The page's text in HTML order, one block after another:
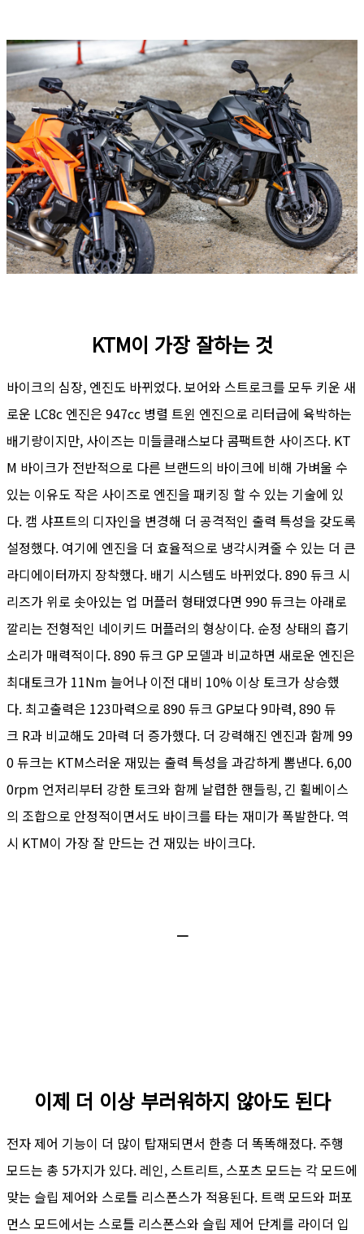
KTM이 가장 잘하는 것
바이크의 심장, 엔진도 바뀌었다. 보어와 스트로크를 모두 키운 새
로운 LC8c 엔진은 947cc 병렬 트윈 엔진으로 리터급에 육박하는
배기량이지만, 사이즈는 미들클래스보다 콤팩트한 사이즈다. KT
M 바이크가 전반적으로 다른 브랜드의 바이크에 비해 가벼울 수
있는 이유도 작은 사이즈로 엔진을 패키징 할 수 있는 기술에 있
다. 캠 샤프트의 디자인을 변경해 더 공격적인 출력 특성을 갖도록
설정했다. 여기에 엔진을 더 효율적으로 냉각시켜줄 수 있는 더 큰
라디에이터까지 장착했다. 배기 시스템도 바뀌었다. 890 듀크 시
리즈가 위로 솟아있는 업 머플러 형태였다면 990 듀크는 아래로
깔리는 전형적인 네이키드 머플러의 형상이다. 순정 상태의 흡기
소리가 매력적이다. 890 듀크 GP 모델과 비교하면 새로운 엔진은
최대토크가 11Nm 늘어나 이전 대비 10% 이상 토크가 상승했
다. 최고출력은 123마력으로 890 듀크 GP보다 9마력, 890 듀
크 R과 비교해도 2마력 더 증가했다. 더 강력해진 엔진과 함께 99
0 듀크는 KTM스러운 재밌는 출력 특성을 과감하게 뽐낸다. 6,00
0rpm 언저리부터 강한 토크와 함께 날렵한 핸들링, 긴 휠베이스
의 조합으로 안정적이면서도 바이크를 타는 재미가 폭발한다. 역
시 KTM이 가장 잘 만드는 건 재밌는 바이크다.
ㅡ
이제 더 이상 부러워하지 않아도 된다
전자 제어 기능이 더 많이 탑재되면서 한층 더 똑똑해졌다. 주행
모드는 총 5가지가 있다. 레인, 스트리트, 스포츠 모드는 각 모드에
맞는 슬립 제어와 스로틀 리스폰스가 적용된다. 트랙 모드와 퍼포
먼스 모드에서는 스로틀 리스폰스와 슬립 제어 단계를 라이더 입